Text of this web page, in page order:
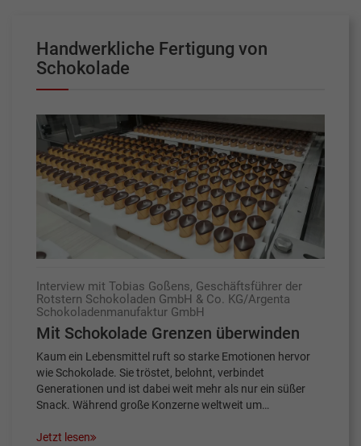
Handwerkliche Fertigung von
Schokolade
Interview mit Tobias Goßens, Geschäftsführer der
Rotstern Schokoladen GmbH & Co. KG/Argenta
Schokoladenmanufaktur GmbH
Mit Schokolade Grenzen überwinden
Kaum ein Lebensmittel ruft so starke Emotionen hervor
wie Schokolade. Sie tröstet, belohnt, verbindet
Generationen und ist dabei weit mehr als nur ein süßer
Snack. Während große Konzerne weltweit um…
Jetzt lesen